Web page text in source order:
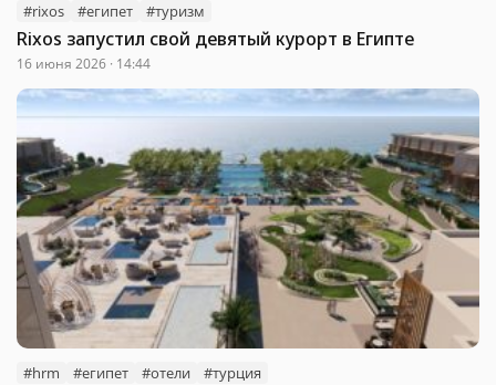
#rixos #египет #туризм
Rixos запустил свой девятый курорт в Египте
16 июня 2026 · 14:44
#hrm #египет #отели #турция